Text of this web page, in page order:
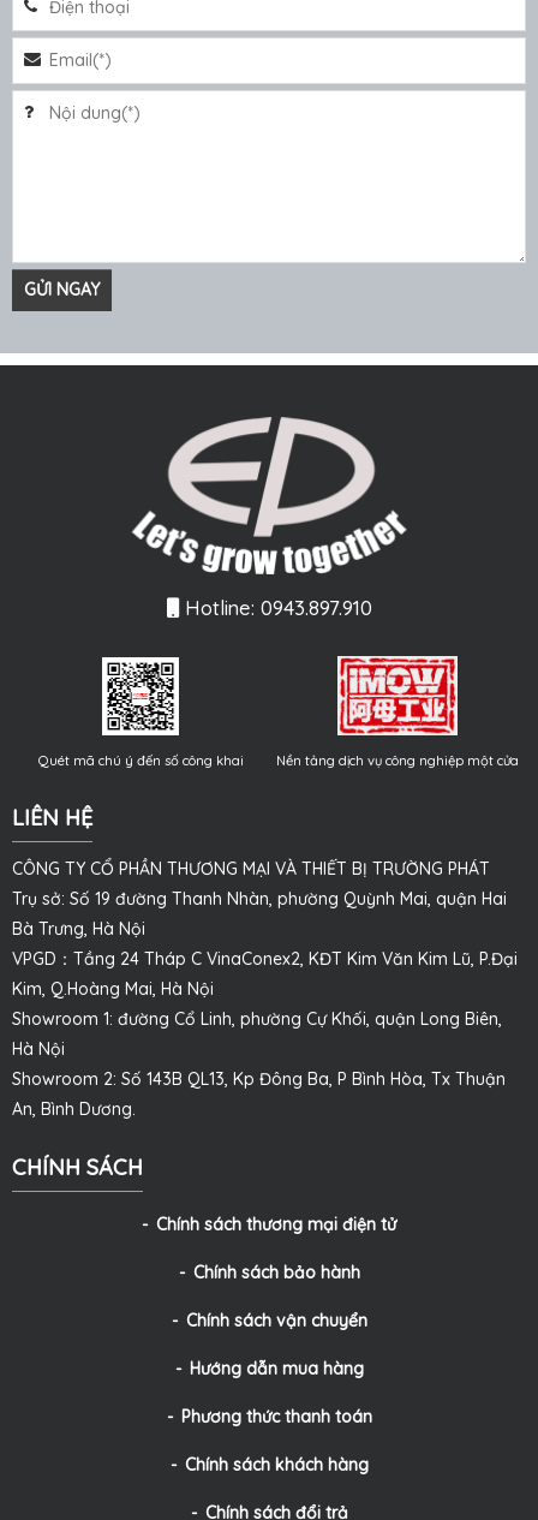
Hotline: 0943.897.910
Quét mã chú ý đến số công khai Nền tảng dịch vụ công nghiệp một cửa
LIÊN HỆ
CÔNG TY CỔ PHẦN THƯƠNG MẠI VÀ THIẾT BỊ TRƯỜNG PHÁT
Trụ sở: Số 19 đường Thanh Nhàn, phường Quỳnh Mai, quận Hai
Bà Trưng, Hà Nội
VPGD：Tầng 24 Tháp C VinaConex2, KĐT Kim Văn Kim Lũ, P.Đại
Kim, Q.Hoàng Mai, Hà Nội
Showroom 1: đường Cổ Linh, phường Cự Khối, quận Long Biên,
Hà Nội
Showroom 2: Số 143B QL13, Kp Đông Ba, P Bình Hòa, Tx Thuận
An, Bình Dương.
CHÍNH SÁCH
Chính sách thương mại điện tử
Chính sách bảo hành
Chính sách vận chuyển
Hướng dẫn mua hàng
Phương thức thanh toán
Chính sách khách hàng
Chính sách đổi trả